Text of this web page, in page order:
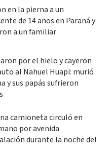
en la pierna a un
de 14 años en Paraná y
a un familiar
por el hielo y cayeron
al Nahuel Huapi: murió
y sus papás sufrieron
camioneta circuló en
por avenida
durante la noche del